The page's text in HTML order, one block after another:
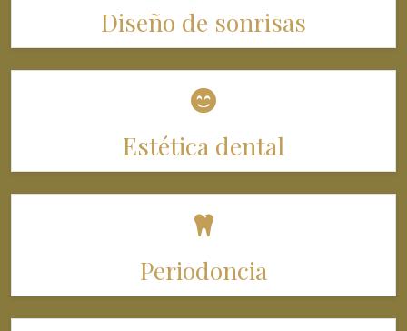
Diseño de sonrisas
Estética dental
Periodoncia